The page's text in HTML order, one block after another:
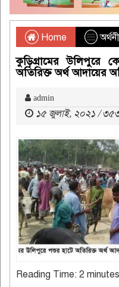
Home
কুড়িগ্রামের উলিপুরে
অতিরিক্ত অর্থ আদায়ের
admin
১৫ জুলাই, ২০২১ /
Reading Time: 2 minutes